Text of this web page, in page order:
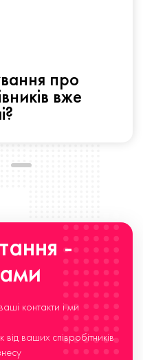
про
вже
-
контакти і ми
ваших співробітників